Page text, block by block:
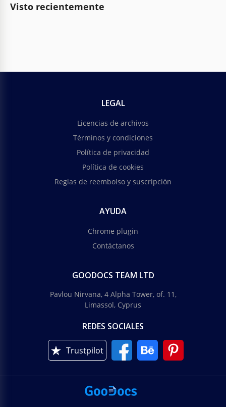
Visto recientemente
LEGAL
Licencias de archivos
Términos y condiciones
Política de privacidad
Política de cookies
Reglas de reembolso y suscripción
AYUDA
Chrome plugin
Contáctanos
GOODOCS TEAM LTD
Pavlou Nirvana, 4 Alpha Tower, of. 11,
Limassol, Cyprus
REDES SOCIALES
Trustpilot